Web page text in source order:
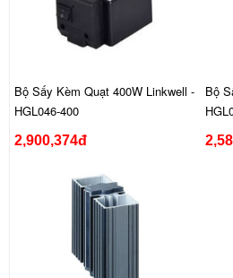
Bộ Sấy Kèm Quạt 400W Linkwell -
HGL046-400
2,900,374đ
Bộ